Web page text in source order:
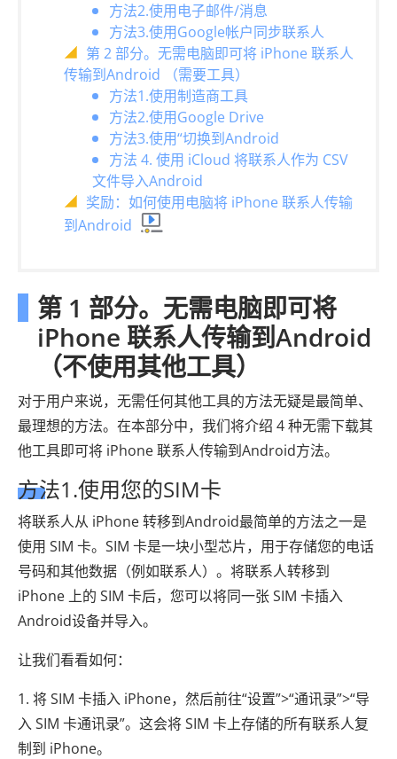
方法2.使用电子邮件/消息
方法3.使用Google帐户同步联系人
第 2 部分。无需电脑即可将 iPhone 联系人
传输到Android （需要工具）
方法1.使用制造商工具
方法2.使用Google Drive
方法3.使用“切换到Android
方法 4. 使用 iCloud 将联系人作为 CSV
文件导入Android
奖励：如何使用电脑将 iPhone 联系人传输
到Android
第 1 部分。无需电脑即可将
iPhone 联系人传输到Android
（不使用其他工具）
对于用户来说，无需任何其他工具的方法无疑是最简单、
最理想的方法。在本部分中，我们将介绍 4 种无需下载其
他工具即可将 iPhone 联系人传输到Android方法。
方法1.使用您的SIM卡
将联系人从 iPhone 转移到Android最简单的方法之一是
使用 SIM 卡。SIM 卡是一块小型芯片，用于存储您的电话
号码和其他数据（例如联系人）。将联系人转移到
iPhone 上的 SIM 卡后，您可以将同一张 SIM 卡插入
Android设备并导入。
让我们看看如何：
1. 将 SIM 卡插入 iPhone，然后前往“设置”>“通讯录”>“导
入 SIM 卡通讯录”。这会将 SIM 卡上存储的所有联系人复
制到 iPhone。